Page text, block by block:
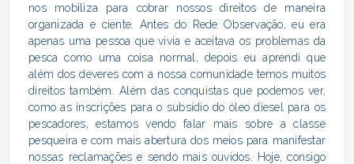
nos mobiliza para cobrar nossos direitos de maneira
organizada e ciente. Antes do Rede Observação, eu era
apenas uma pessoa que vivia e aceitava os problemas da
pesca como uma coisa normal, depois eu aprendi que
além dos deveres com a nossa comunidade temos muitos
direitos também. Além das conquistas que podemos ver,
como as inscrições para o subsídio do óleo diesel para os
pescadores, estamos vendo falar mais sobre a classe
pesqueira e com mais abertura dos meios para manifestar
nossas reclamações e sendo mais ouvidos. Hoje, consigo